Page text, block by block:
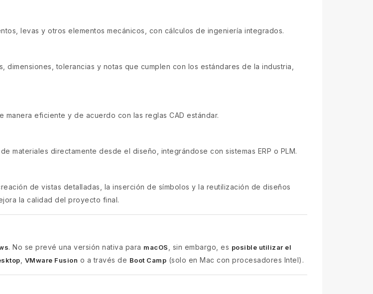
levas y otros elementos mecánicos, con cálculos de ingeniería integrados.
tolerancias y notas que cumplen con los estándares de la industria,
eficiente y de acuerdo con las reglas CAD estándar.
materiales directamente desde el diseño, integrándose con sistemas ERP o PLM.
de vistas detalladas, la inserción de símbolos y la reutilización de diseños
la calidad del proyecto final.
. No se prevé una versión nativa para macOS , sin embargo, es posible utilizar el
VMware Fusion o a través de Boot Camp (solo en Mac con procesadores Intel).